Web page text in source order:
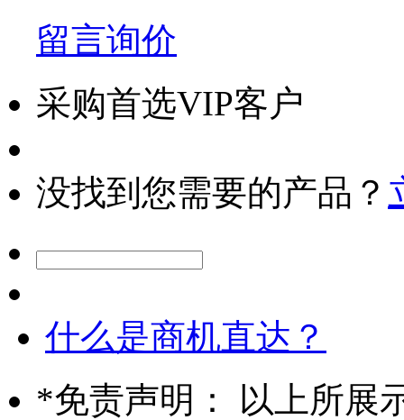
留言询价
采购首选VIP客户
没找到您需要的产品？
什么是商机直达？
*免责声明： 以上所展